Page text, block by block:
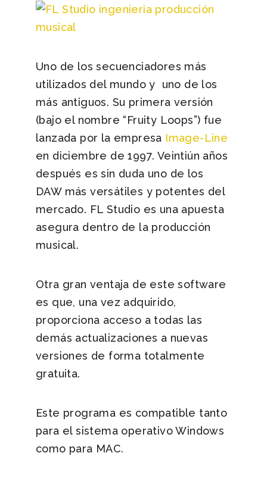
Uno de los secuenciadores más
utilizados del mundo y uno de los
más antiguos. Su primera versión
(bajo el nombre “Fruity Loops”) fue
lanzada por la empresa Image-Line
en diciembre de 1997. Veintiún años
después es sin duda uno de los
DAW más versátiles y potentes del
mercado. FL Studio es una apuesta
asegura dentro de la producción
musical.
Otra gran ventaja de este software
es que, una vez adquirido,
proporciona acceso a todas las
demás actualizaciones a nuevas
versiones de forma totalmente
gratuita.
Este programa es compatible tanto
para el sistema operativo Windows
como para MAC.